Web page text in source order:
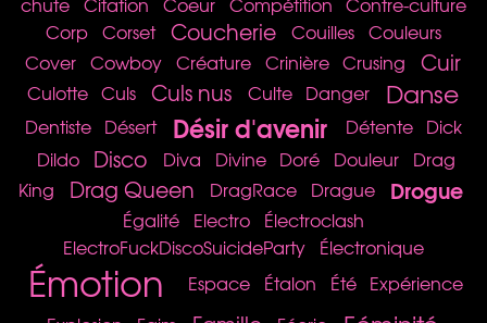
Corp Corset Coucherie Couilles Couleurs
Cover Cowboy Créature Crinière Crusing Cuir
Culotte Culs Culs nus Culte Danger Danse
Dentiste Désert Désir d'avenir Détente Dick
Dildo
Disco Diva Divine Doré Douleur Drag
King
Drag Queen DragRace Drague Drogue
Égalité Electro Électroclash
ElectroFuckDiscoSuicideParty Électronique
Émotion Espace Étalon Été Expérience